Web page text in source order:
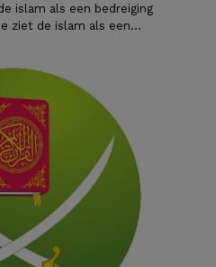
islam als een bedreiging
ziet de islam als een...